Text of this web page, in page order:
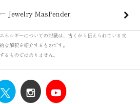
Jewelry MasPender.
ネルギーについての記載は、古くから伝えられている文
な解釈を紹介するものです。
るものではありません。